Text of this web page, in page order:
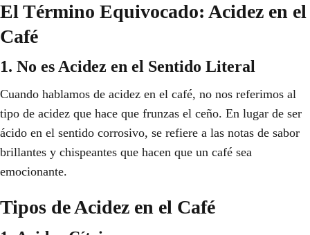
El Término Equivocado: Acidez en el
Café
1. No es Acidez en el Sentido Literal
Cuando hablamos de acidez en el café, no nos referimos al
tipo de acidez que hace que frunzas el ceño. En lugar de ser
ácido en el sentido corrosivo, se refiere a las notas de sabor
brillantes y chispeantes que hacen que un café sea
emocionante.
Tipos de Acidez en el Café